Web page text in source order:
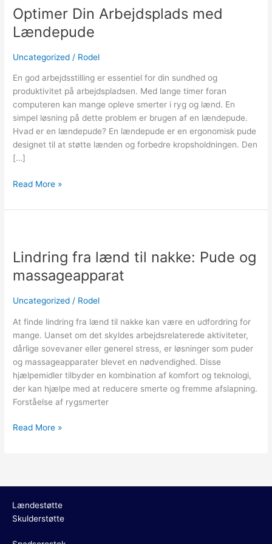
Optimer Din Arbejdsplads med
Lændepude
Uncategorized / Rodel
En god arbejdsstilling er essentiel for din sundhed og
produktivitet på arbejdspladsen. Med lange timer foran
computeren kan mange opleve smerter i ryg og lænd. En
simpel løsning på dette problem er brugen af en lændepude.
Hvad er en lændepude? En lændepude er en ergonomisk pude
designet til at støtte lænden og forbedre kropsholdningen. Den
[…]
Arbejdsplads
med
Lændepude
Read More »
Lindring fra lænd til nakke: Pude og
massageapparat
Uncategorized / Rodel
At finde lindring fra lænd til nakke kan være en udfordring for
mange. Uanset om det skyldes arbejdsrelaterede aktiviteter,
dårlige sovevaner eller generel stress, er løsninger som puder
og massageapparater blevet en nødvendighed. Disse
hjælpemidler tilbyder en kombination af komfort og teknologi,
der kan hjælpe med at reducere smerte og fremme afslapning.
Forståelse af rygsmerter
lænd
nakke:
Pude
massageapparat
Read More »
Lændestøtte
Skulderstøtte